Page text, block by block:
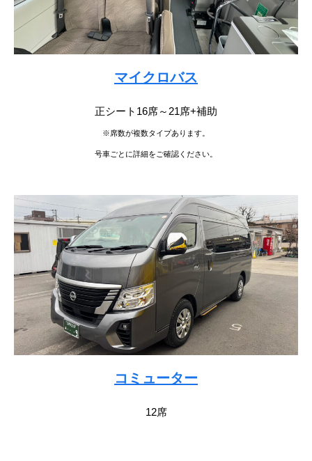
マイクロバス
正シート16席～21席+補助
※席数が複数タイプあります。
号車ごとに詳細をご確認ください。
コミューター
12席